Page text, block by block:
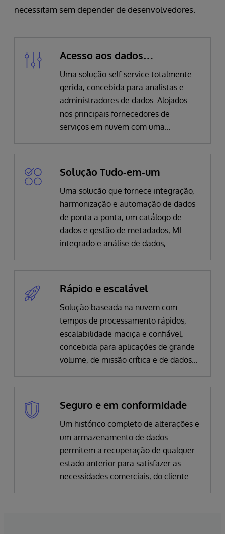
necessitam sem depender de desenvolvedores.
Acesso aos dados
simplificado
Uma solução self-service totalmente
gerida, concebida para analistas e
administradores de dados. Alojados
nos principais fornecedores de
serviços em nuvem com uma
Solução Tudo-em-um
Uma solução que fornece integração,
harmonização e automação de dados
de ponta a ponta, um catálogo de
dados e gestão de metadados, ML
integrado e análise de dados,
extensível ao cliente.
Rápido e escalável
Solução baseada na nuvem com
tempos de processamento rápidos,
escalabilidade maciça e confiável,
concebida para aplicações de grande
volume, de missão crítica e de dados
Seguro e em conformidade
Um histórico completo de alterações e
um armazenamento de dados
permitem a recuperação de qualquer
estado anterior para satisfazer as
necessidades comerciais, do cliente e